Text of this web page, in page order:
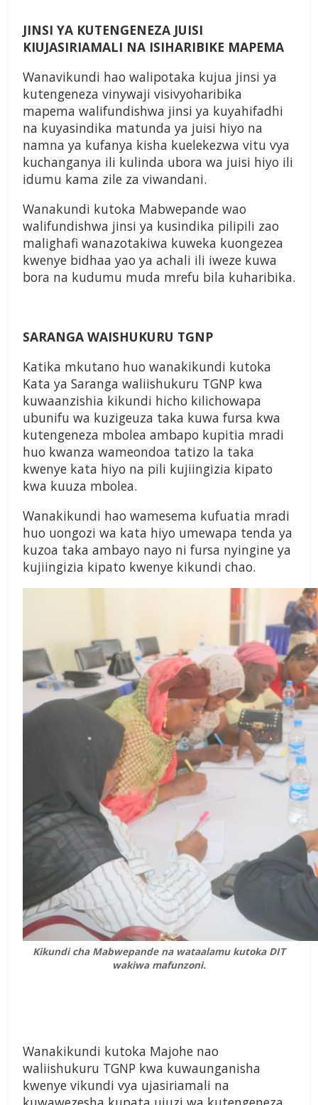
JINSI YA KUTENGENEZA JUISI
KIUJASIRIAMALI NA ISIHARIBIKE MAPEMA
Wanavikundi hao walipotaka kujua jinsi ya
kutengeneza vinywaji visivyoharibika
mapema walifundishwa jinsi ya kuyahifadhi
na kuyasindika matunda ya juisi hiyo na
namna ya kufanya kisha kuelekezwa vitu vya
kuchanganya ili kulinda ubora wa juisi hiyo ili
idumu kama zile za viwandani.
Wanakundi kutoka Mabwepande wao
walifundishwa jinsi ya kusindika pilipili zao
malighafi wanazotakiwa kuweka kuongezea
kwenye bidhaa yao ya achali ili iweze kuwa
bora na kudumu muda mrefu bila kuharibika.
SARANGA WAISHUKURU TGNP
Katika mkutano huo wanakikundi kutoka
Kata ya Saranga waliishukuru TGNP kwa
kuwaanzishia kikundi hicho kilichowapa
ubunifu wa kuzigeuza taka kuwa fursa kwa
kutengeneza mbolea ambapo kupitia mradi
huo kwanza wameondoa tatizo la taka
kwenye kata hiyo na pili kujiingizia kipato
kwa kuuza mbolea.
Wanakikundi hao wamesema kufuatia mradi
huo uongozi wa kata hiyo umewapa tenda ya
kuzoa taka ambayo nayo ni fursa nyingine ya
kujiingizia kipato kwenye kikundi chao.
Kikundi cha Mabwepande na wataalamu kutoka DIT
wakiwa mafunzoni.
Wanakikundi kutoka Majohe nao
waliishukuru TGNP kwa kuwaunganisha
kwenye vikundi vya ujasiriamali na